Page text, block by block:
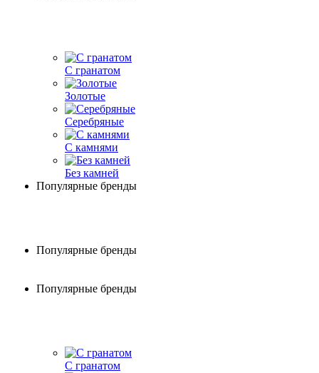
С гранатом
Золотые
Серебряные
С камнями
Без камней
Популярные бренды
Популярные бренды
Популярные бренды
С гранатом